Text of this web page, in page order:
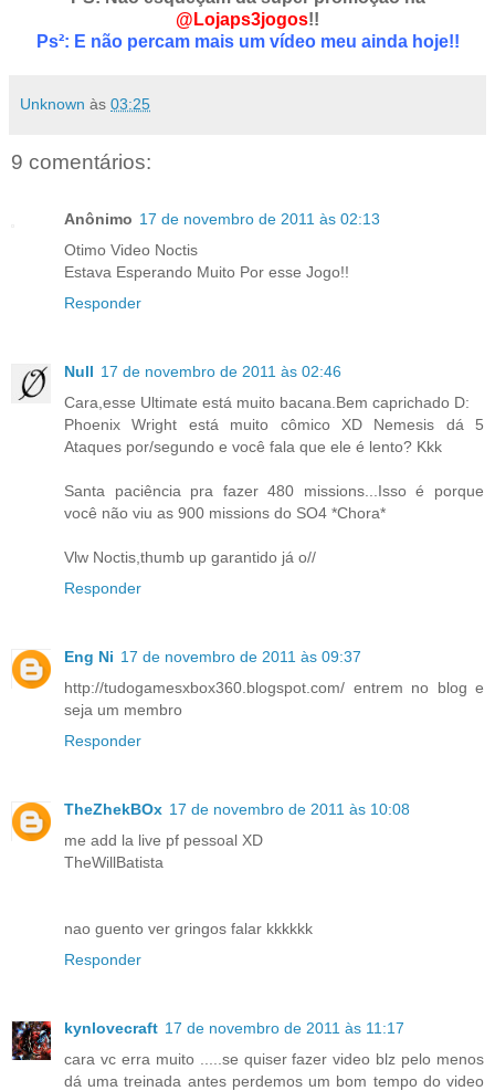
@Lojaps3jogos!!
Ps²: E não percam mais um vídeo meu ainda hoje!!
Unknown às 03:25
9 comentários:
Anônimo 17 de novembro de 2011 às 02:13
Otimo Video Noctis
Estava Esperando Muito Por esse Jogo!!
Responder
Null 17 de novembro de 2011 às 02:46
Cara,esse Ultimate está muito bacana.Bem caprichado D:
Phoenix Wright está muito cômico XD Nemesis dá 5
Ataques por/segundo e você fala que ele é lento? Kkk
Santa paciência pra fazer 480 missions...Isso é porque
você não viu as 900 missions do SO4 *Chora*
Vlw Noctis,thumb up garantido já o//
Responder
Eng Ni 17 de novembro de 2011 às 09:37
http://tudogamesxbox360.blogspot.com/ entrem no blog e
seja um membro
Responder
TheZhekBOx 17 de novembro de 2011 às 10:08
me add la live pf pessoal XD
TheWillBatista
nao guento ver gringos falar kkkkkk
Responder
kynlovecraft 17 de novembro de 2011 às 11:17
cara vc erra muito .....se quiser fazer video blz pelo menos
dá uma treinada antes perdemos um bom tempo do video